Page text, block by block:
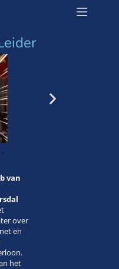
van
over
en
het